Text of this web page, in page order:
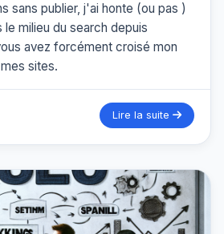
sans publier, j'ai honte (ou pas )
le milieu du search depuis
avez forcément croisé mon
sites.
Lire la suite